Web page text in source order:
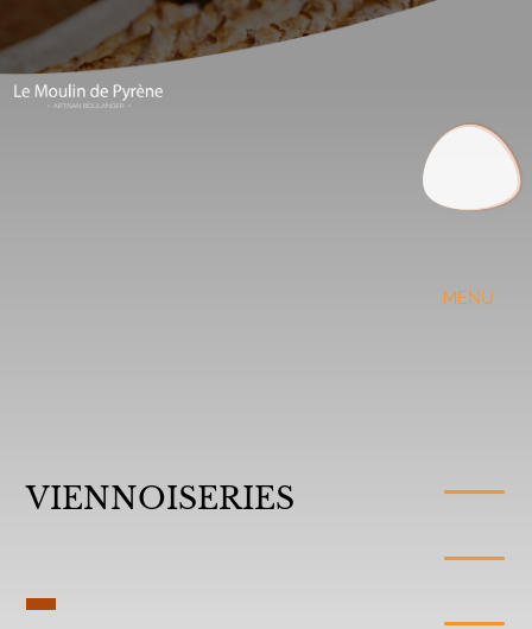
contenu
principal
MENU
VIENNOISERIES